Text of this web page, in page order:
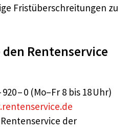
Fristüberschreitungen zu
Rentenservice
920 – 0 (Mo–Fr 8 bis 18 Uhr)
Rentenservice der